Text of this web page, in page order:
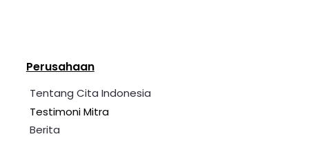
Perusahaan
Tentang Cita Indonesia
Testimoni Mitra
Berita